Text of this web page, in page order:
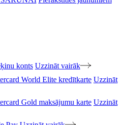
konts Uzzināt vairāk
World Elite kredītkarte Uzzināt
Gold maksājumu karte Uzzināt